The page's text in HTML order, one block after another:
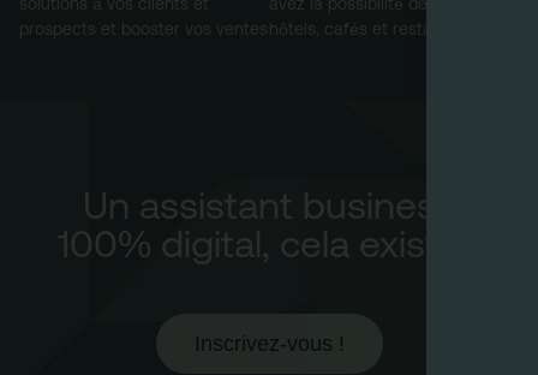
solutions à vos clients et
prospects et booster vos ventes
avez la possibilité de cibler les
hôtels, cafés et restaurants
Un assistant business
100% digital, cela existe !
Inscrivez-vous !